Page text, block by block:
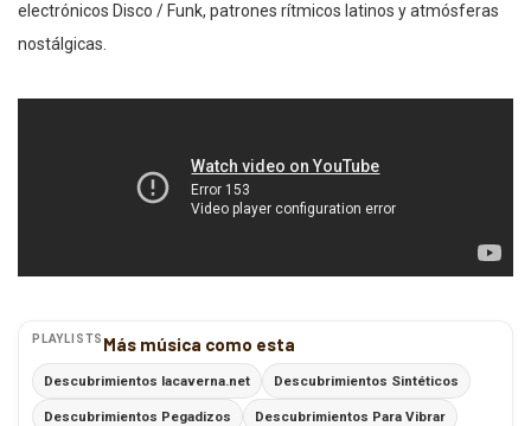
electrónicos Disco / Funk, patrones rítmicos latinos y atmósferas
nostálgicas.
PLAYLISTS Más música como esta
Descubrimientos lacaverna.net Descubrimientos Sintéticos
Descubrimientos Pegadizos Descubrimientos Para Vibrar